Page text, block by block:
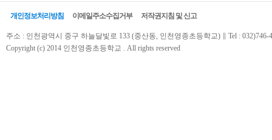
개인정보처리방침 이메일주소수집거부 저작권지침 및 신고
주소 : 인천광역시 중구 하늘달빛로 133 (중산동, 인천영종초등학교) ∥ Tel :
Copyright (c) 2014 인천영종초등학교 . All rights reserved